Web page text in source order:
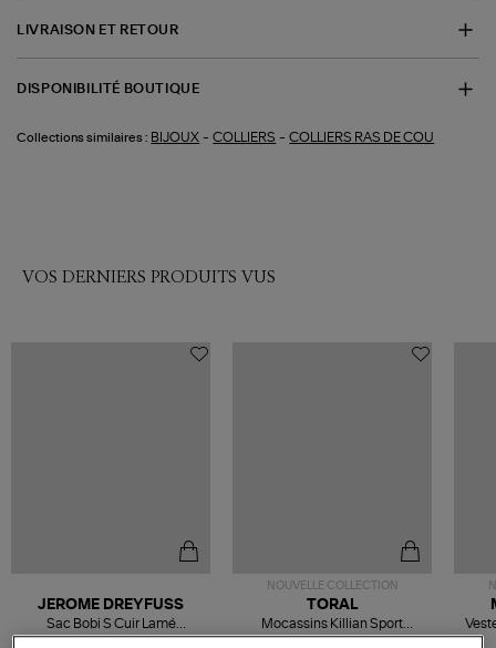
LIVRAISON ET RETOUR
DISPONIBILITÉ BOUTIQUE
Collections similaires : BIJOUX -COLLIERS -COLLIERS RAS DE COU
VOS DERNIERS PRODUITS VUS
JEROME DREYFUSS
Sac Bobi S Cuir Lamé
Champagne
NOUVELLE COLLECTION
TORAL
Mocassins Killian Sport
Mousse